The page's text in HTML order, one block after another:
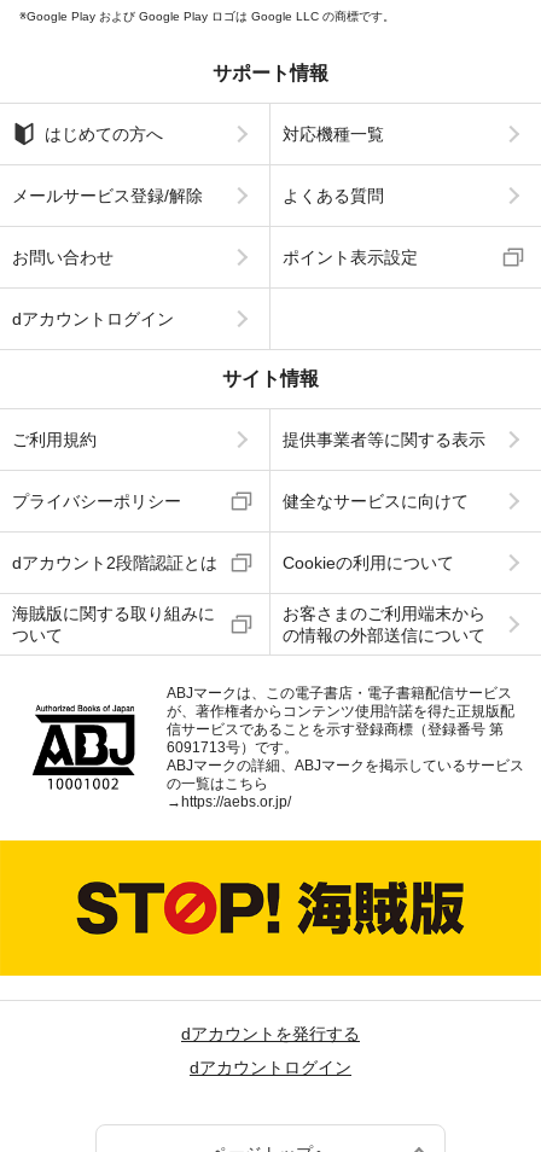
Google Play および Google Play ロゴは Google LLC の商標です。
サポート情報
はじめての方へ 対応機種一覧
メールサービス登録/解除 よくある質問
お問い合わせ ポイント表示設定
dアカウントログイン
サイト情報
ご利用規約 提供事業者等に関する表示
プライバシーポリシー 健全なサービスに向けて
dアカウント2段階認証とは Cookieの利用について
海賊版に関する取り組みに
ついて
お客さまのご利用端末から
の情報の外部送信について
ABJマークは、この電子書店・電子書籍配信サービス
が、著作権者からコンテンツ使用許諾を得た正規版配
信サービスであることを示す登録商標（登録番号 第
6091713号）です。
ABJマークの詳細、ABJマークを掲示しているサービス
の一覧はこちら
→https://aebs.or.jp/
dアカウントを発行する
dアカウントログイン